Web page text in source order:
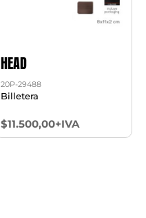
HEAD
20P-29488
Billetera
$11.500,00+IVA